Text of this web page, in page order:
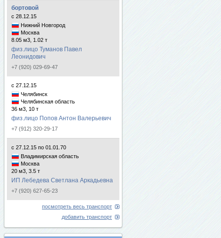
бортовой
с 28.12.15
Нижний Новгород
Москва
8.05 м3, 1.02 т
физ.лицо Туманов Павел
Леонидович
+7 (920) 029-69-47
с 27.12.15
Челябинск
Челябинская область
36 м3, 10 т
физ.лицо Попов Антон Валерьевич
+7 (912) 320-29-17
с 27.12.15 по 01.01.70
Владимирская область
Москва
20 м3, 3.5 т
ИП Лебедева Светлана Аркадьевна
+7 (920) 627-65-23
посмотреть весь транспорт
добавить транспорт